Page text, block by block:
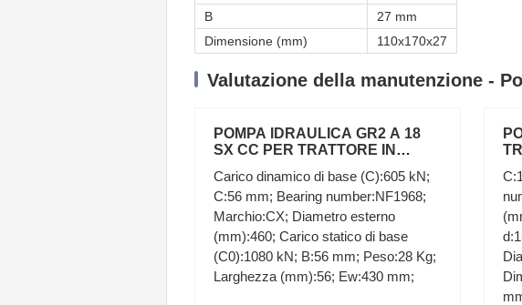
B
27 mm
Dimensione (mm)
110x170x27
Valutazione della manutenzione -
POMPA IDRAULICA GR2 A 18
SX CC PER TRATTORE IN
SINISTRA
Carico dinamico di base (C):605 kN;
C:56 mm; Bearing number:NF1968;
Marchio:CX; Diametro esterno
(mm):460; Carico statico di base
(C0):1080 kN; B:56 mm; Peso:28 Kg;
Larghezza (mm):56; Ew:430 mm;